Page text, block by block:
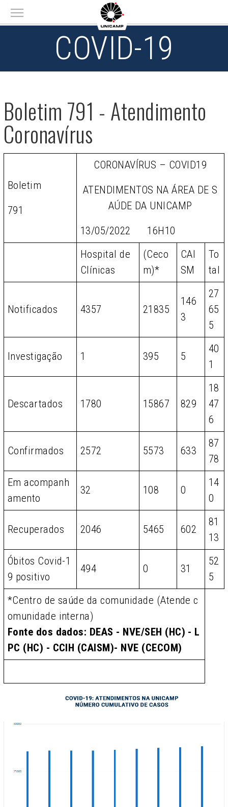
Main menu
COVID-19
Boletim 791 - Atendimento
Coronavírus
Boletim
791
CORONAVÍRUS – COVID19
ATENDIMENTOS NA ÁREA DE S
AÚDE DA UNICAMP
13/05/2022 16H10
Hospital de
Clínicas
(Ceco
m)*
CAI
SM
To
tal
Notificados 4357 21835
146
3
27
65
5
Investigação 1 395 5
40
1
Descartados 1780 15867 829
18
47
6
Confirmados 2572 5573 633
87
78
Em acompanh
amento
32 108 0
14
0
Recuperados 2046 5465 602
81
13
Óbitos Covid-1
9 positivo
494 0 31
52
5
*Centro de saúde da comunidade (Atende c
omunidade interna)
Fonte dos dados: DEAS - NVE/SEH (HC) - L
PC (HC) - CCIH (CAISM)- NVE (CECOM)